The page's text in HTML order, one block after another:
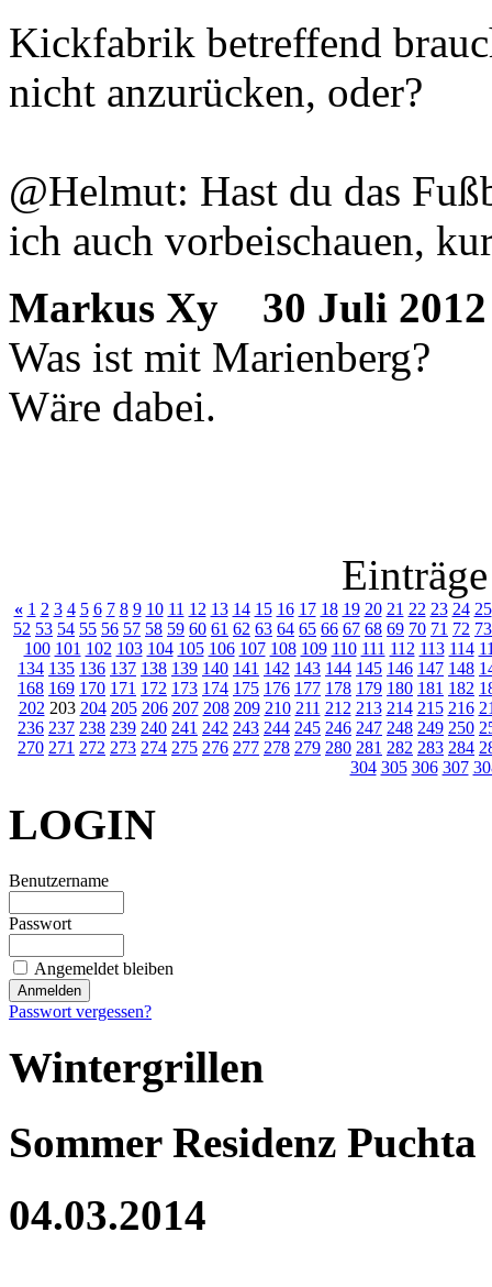
Kickfabrik betreffend
nicht anzurücken, oder?
@Helmut: Hast du das
ich auch vorbeischauen,
Markus Xy
30 Juli
Was ist mit Marienberg?
Wäre dabei.
« 1 2 3 4 5 6 7 8 9 10 11 12 13 14 15 16 17 18 19 20 21 22 23 24 25
52 53 54 55 56 57 58 59 60 61 62 63 64 65 66 67 68 69 70 71 72 73
100 101 102 103 104 105 106 107 108 109 110 111 112 113 114
134 135 136 137 138 139 140 141 142 143 144 145 146 147 148
168 169 170 171 172 173 174 175 176 177 178 179 180 181 182
202 203 204 205 206 207 208 209 210 211 212 213 214 215 216
236 237 238 239 240 241 242 243 244 245 246 247 248 249 250
270 271 272 273 274 275 276 277 278 279 280 281 282 283 284
304 305 306 307
LOGIN
Benutzername
Passwort
Angemeldet bleiben
Passwort vergessen?
Wintergrillen
Sommer Residenz Puchta
04.03.2014